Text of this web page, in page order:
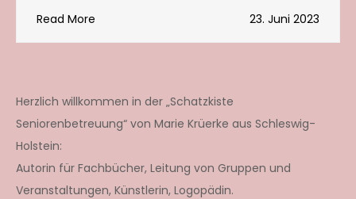
Read More 23. Juni 2023
Herzlich willkommen in der „Schatzkiste
Seniorenbetreuung“ von Marie Krüerke aus Schleswig-
Holstein:
Autorin für Fachbücher, Leitung von Gruppen und
Veranstaltungen, Künstlerin, Logopädin.